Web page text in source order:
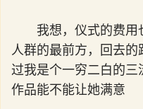
我想，仪式的费
人群的最前方，回去
过我是个一穷二白的
作品能不能让她满意